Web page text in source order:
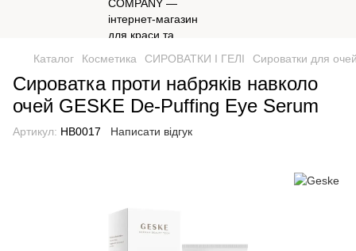
Каталог Косметика СИРОВАТКИ І ГЕЛІ Сироватки для
Сироватка проти набряків навколо
очей GESKE De-Puffing Eye Serum
Артикул: HB0017 Написати відгук